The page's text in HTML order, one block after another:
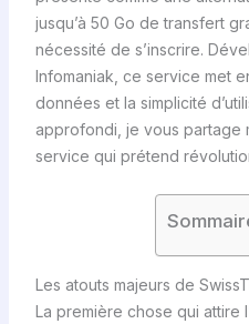
jusqu’à 50 Go de transfert
nécessité de s’inscrire.
Infomaniak, ce service met
données et la simplicité
approfondi, je vous partage
service qui prétend
Les atouts majeurs de
La première chose qui attire